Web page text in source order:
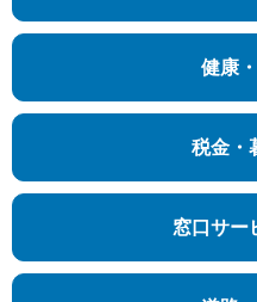
健康
税金・
窓口サー